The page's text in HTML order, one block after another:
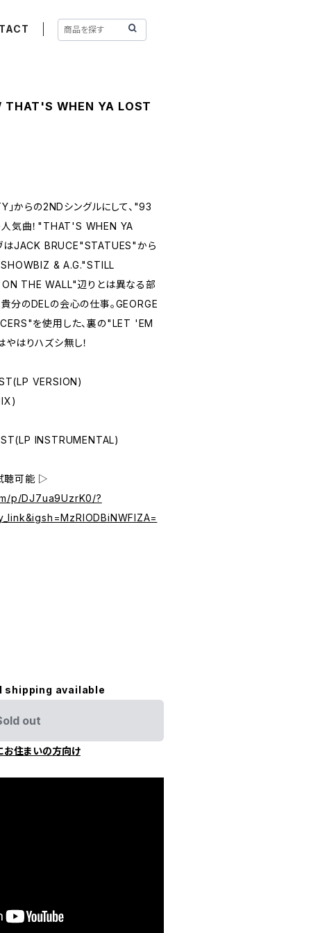
THAT'S WHEN YA LOST
からの2NDシングルにして、"93
気曲！"THAT'S WHEN YA
はJACK BRUCE"STATUES"から
SHOWBIZ & A.G."STILL
THE WALL"辺りとは異なる部
分のDELの会心の仕事。GEORGE
を使用した、裏の"LET 'EM
はりハズシ無し！
VERSION)
INSTRUMENTAL)
聴可能 ▷
p/DJ7ua9UzrK0/?
shipping available
out
お住まいの方向け